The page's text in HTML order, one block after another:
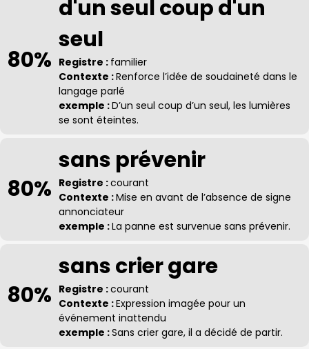
80%
d'un seul coup d'un
seul
Registre : familier
Contexte :Renforce l’idée de soudaineté dans le
langage parlé
exemple :D’un seul coup d’un seul, les lumières
se sont éteintes.
80%
sans prévenir
Registre :courant
Contexte :Mise en avant de l’absence de signe
annonciateur
exemple :La panne est survenue sans prévenir.
80%
sans crier gare
Registre :courant
Contexte :Expression imagée pour un
événement inattendu
exemple :Sans crier gare, il a décidé de partir.